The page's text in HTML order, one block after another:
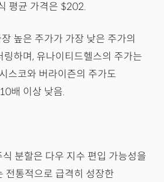
평균 가격은 $202.
높은 주가가 가장 낮은 주가의
하며, 유나이티드헬스의 주가는
스코와 버라이즌의 주가도
배 이상 낮음.
분할은 다우 지수 편입 가능성을
전통적으로 급격히 성장한